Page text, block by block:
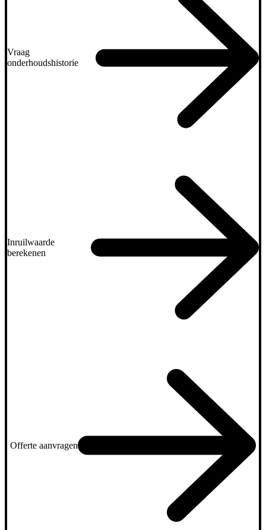
Vraag
onderhoudshistorie
Inruilwaarde
berekenen
Offerte aanvragen